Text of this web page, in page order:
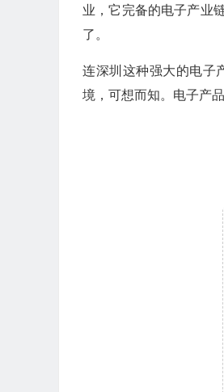
业，它完备的电子产业
了。
连深圳这种强大的电子
境，可想而知。电子产